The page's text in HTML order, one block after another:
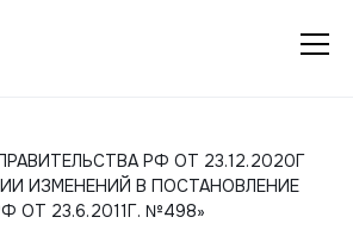
РФ ОТ 23.12.2020Г
ИЗМЕНЕНИЙ В ПОСТАНОВЛЕНИЕ
ОТ 23.6.2011Г. №498»